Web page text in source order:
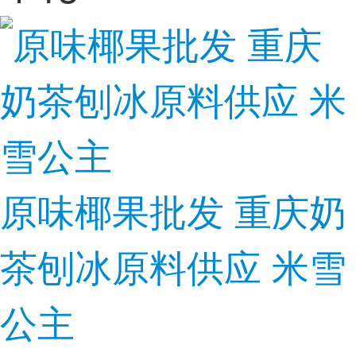
原味椰果批发 重庆奶
茶刨冰原料供应 米雪
公主